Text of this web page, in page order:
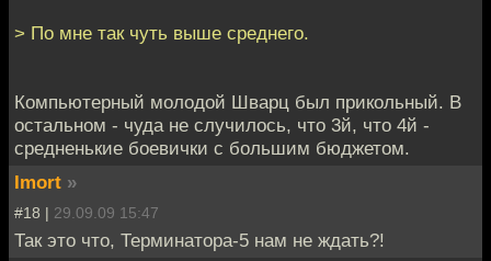
> По мне так чуть выше среднего.
Компьютерный молодой Шварц был прикольный. В
остальном - чуда не случилось, что 3й, что 4й -
средненькие боевички с большим бюджетом.
Imort »
#18 | 29.09.09 15:47
Так это что, Терминатора-5 нам не ждать?!